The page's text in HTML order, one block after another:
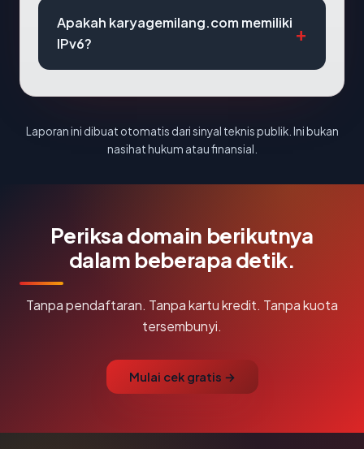
Apakah karyagemilang.com memiliki
IPv6?
Laporan ini dibuat otomatis dari sinyal teknis publik. Ini bukan
nasihat hukum atau finansial.
Periksa domain berikutnya
dalam beberapa detik.
Tanpa pendaftaran. Tanpa kartu kredit. Tanpa kuota
tersembunyi.
Mulai cek gratis →